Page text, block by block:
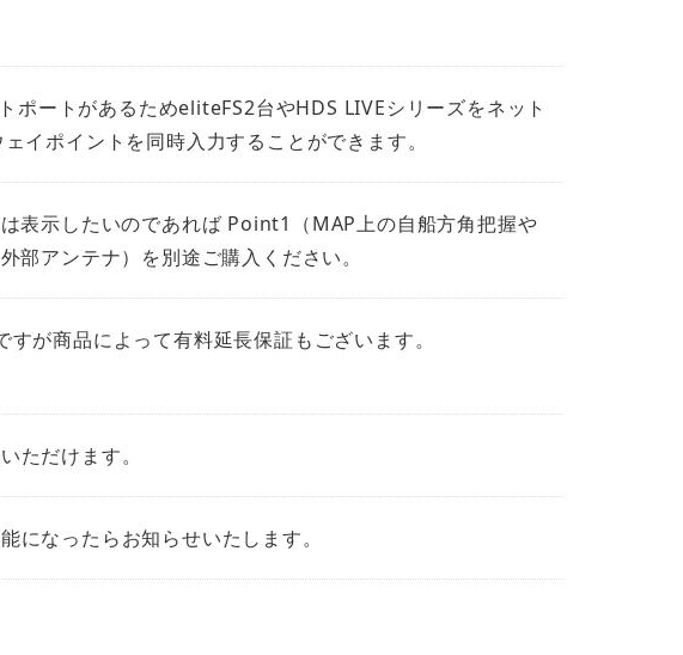
ートがあるためeliteFS2台やHDS LIVEシリーズをネット
イポイントを同時入力することができます。
表示したいのであれば Point1（MAP上の自船方角把握や
部アンテナ）を別途ご購入ください。
が商品によって有料延長保証もございます。
ただけます。
になったらお知らせいたします。